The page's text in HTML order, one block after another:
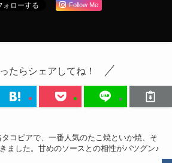
Follow Me
たらシェアしてね！
コピアで、一番人気のたこ焼といか焼、そ
ました。甘めのソースとの相性がバツグン♪